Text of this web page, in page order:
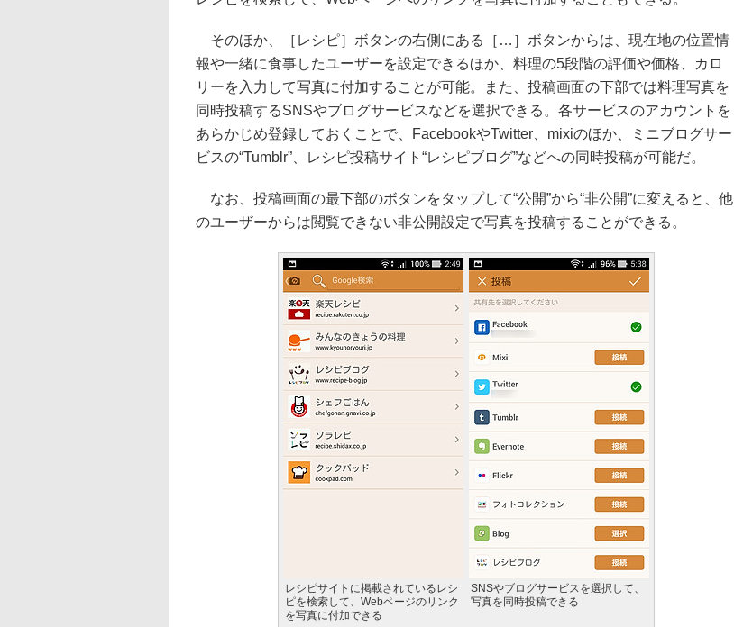
そのほか、［レシピ］ボタンの右側にある［…］ボタンからは、現在地の位置情
報や一緒に食事したユーザーを設定できるほか、料理の5段階の評価や価格、カロ
リーを入力して写真に付加することが可能。また、投稿画面の下部では料理写真を
同時投稿するSNSやブログサービスなどを選択できる。各サービスのアカウントを
あらかじめ登録しておくことで、FacebookやTwitter、mixiのほか、ミニブログサー
ビスの“Tumblr”、レシピ投稿サイト“レシピブログ”などへの同時投稿が可能だ。
なお、投稿画面の最下部のボタンをタップして“公開”から“非公開”に変えると、他
のユーザーからは閲覧できない非公開設定で写真を投稿することができる。
レシピサイトに掲載されているレシ
ピを検索して、Webページのリンク
を写真に付加できる
SNSやブログサービスを選択して、
写真を同時投稿できる